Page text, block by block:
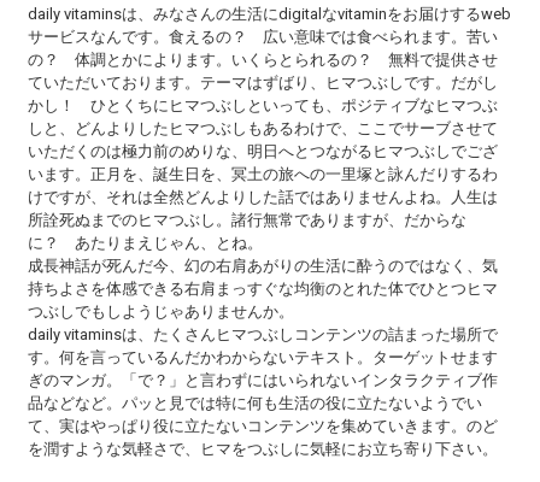
daily vitaminsは、みなさんの生活にdigitalなvitaminをお届けするweb
サービスなんです。食えるの？ 広い意味では食べられます。苦い
の？ 体調とかによります。いくらとられるの？ 無料で提供させ
ていただいております。テーマはずばり、ヒマつぶしです。だがし
かし！ ひとくちにヒマつぶしといっても、ポジティブなヒマつぶ
しと、どんよりしたヒマつぶしもあるわけで、ここでサーブさせて
いただくのは極力前のめりな、明日へとつながるヒマつぶしでござ
います。正月を、誕生日を、冥土の旅への一里塚と詠んだりするわ
けですが、それは全然どんよりした話ではありませんよね。人生は
所詮死ぬまでのヒマつぶし。諸行無常でありますが、だからな
に？ あたりまえじゃん、とね。
成長神話が死んだ今、幻の右肩あがりの生活に酔うのではなく、気
持ちよさを体感できる右肩まっすぐな均衡のとれた体でひとつヒマ
つぶしでもしようじゃありませんか。
daily vitaminsは、たくさんヒマつぶしコンテンツの詰まった場所で
す。何を言っているんだかわからないテキスト。ターゲットせます
ぎのマンガ。「で？」と言わずにはいられないインタラクティブ作
品などなど。パッと見では特に何も生活の役に立たないようでい
て、実はやっぱり役に立たないコンテンツを集めていきます。のど
を潤すような気軽さで、ヒマをつぶしに気軽にお立ち寄り下さい。